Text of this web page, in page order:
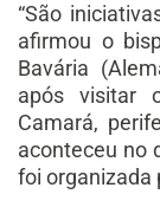
“São
afirmou o
Bavária
após visitar
Camará,
aconteceu no
foi organizada